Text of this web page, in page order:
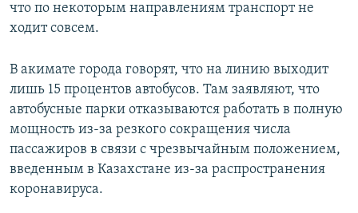
что по некоторым направлениям транспорт не
ходит совсем.
В акимате города говорят, что на линию выходит
лишь 15 процентов автобусов. Там заявляют, что
автобусные парки отказываются работать в полную
мощность из-за резкого сокращения числа
пассажиров в связи с чрезвычайным положением,
введенным в Казахстане из-за распространения
коронавируса.